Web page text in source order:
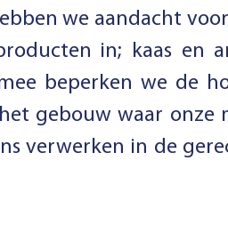
we aandacht
in; kaas en
beperken we de
gebouw waar onze
verwerken in de